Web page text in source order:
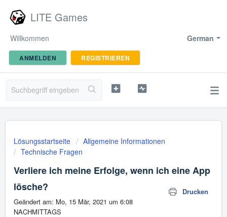
LITE Games
German
Willkommen
ANMELDEN REGISTRIEREN
Lösungsstartseite
Allgemeine Informationen
Technische Fragen
Verliere ich meine Erfolge, wenn ich eine App
lösche?
Drucken
Geändert am: Mo, 15 Mär, 2021 um 6:08
NACHMITTAGS